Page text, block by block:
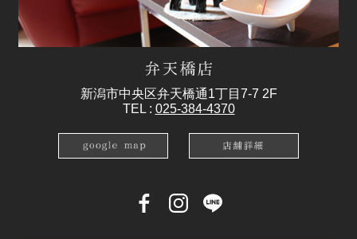
新潟市中央区弁天橋通1丁目7-7 2F
TEL : 025-384-4370